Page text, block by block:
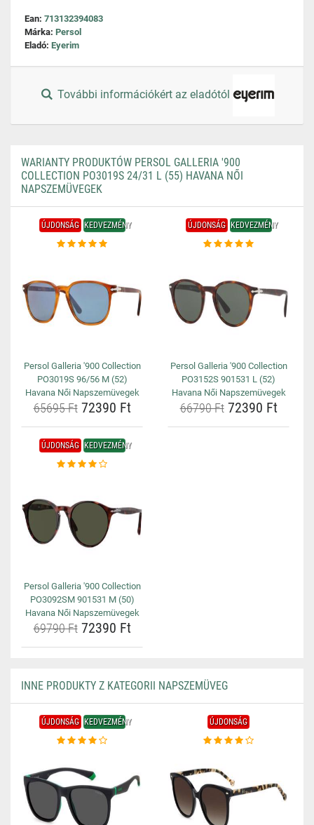
Ean: 713132394083
Márka: Persol
Eladó: Eyerim
További információkért az eladótól
WARIANTY PRODUKTÓW PERSOL GALLERIA '900
COLLECTION PO3019S 24/31 L (55) HAVANA NŐI
NAPSZEMÜVEGEK
ÚJDONSÁG KEDVEZMÉNY
Persol Galleria '900 Collection
PO3019S 96/56 M (52)
Havana Női Napszemüvegek
65695 Ft72390 Ft
ÚJDONSÁG KEDVEZMÉNY
Persol Galleria '900 Collection
PO3152S 901531 L (52)
Havana Női Napszemüvegek
66790 Ft72390 Ft
ÚJDONSÁG KEDVEZMÉNY
Persol Galleria '900 Collection
PO3092SM 901531 M (50)
Havana Női Napszemüvegek
69790 Ft72390 Ft
INNE PRODUKTY Z KATEGORII NAPSZEMÜVEG
ÚJDONSÁG KEDVEZMÉNY ÚJDONSÁG